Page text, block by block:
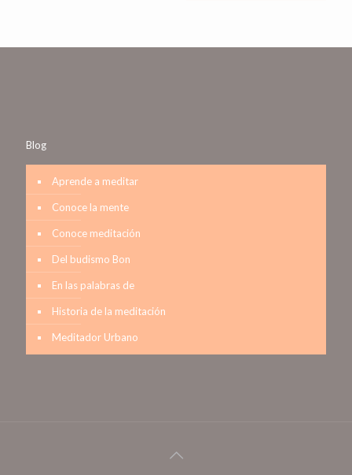
Blog
Aprende a meditar
Conoce la mente
Conoce meditación
Del budismo Bon
En las palabras de
Historia de la meditación
Meditador Urbano